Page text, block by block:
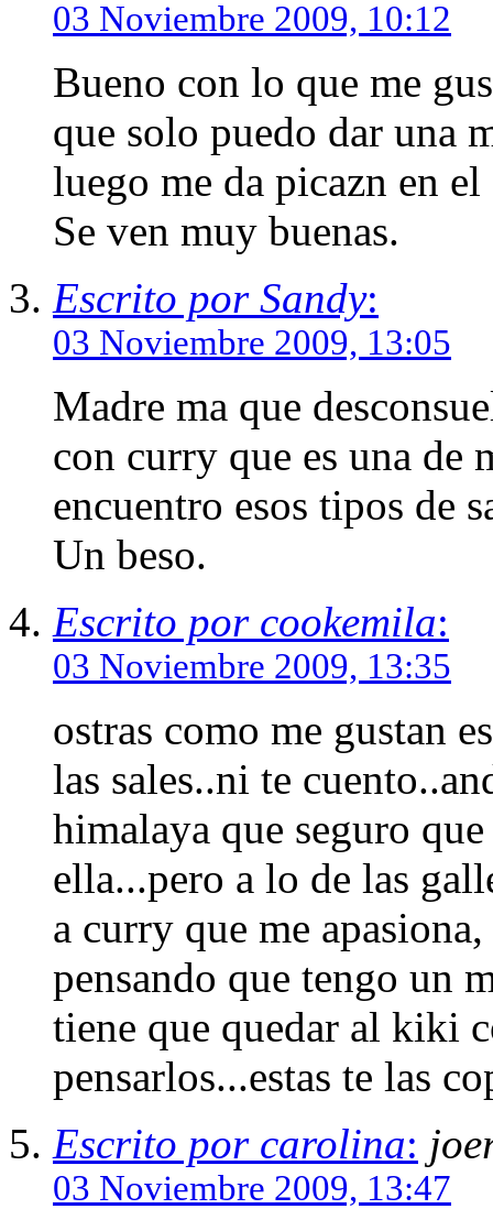
03 Noviembre 2009, 10:12
Bueno con lo que me
que solo puedo dar una
luego me da picazn en
Se ven muy buenas.
Escrito por Sandy:
03 Noviembre 2009, 13:05
Madre ma que
con curry que es una de
encuentro esos tipos de
Un beso.
Escrito por cookemila:
03 Noviembre 2009, 13:35
ostras como me gustan
las sales..ni te
himalaya que seguro
ella...pero a lo de las
a curry que me
pensando que tengo un
tiene que quedar al kiki
pensarlos...estas te las
Escrito por carolina:
03 Noviembre 2009, 13:47